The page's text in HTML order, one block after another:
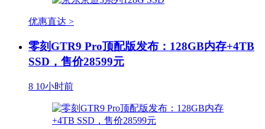
优惠直达 >
零刻GTR9 Pro顶配版发布：128GB内存+4TB
SSD，售价28599元
8 10小时前